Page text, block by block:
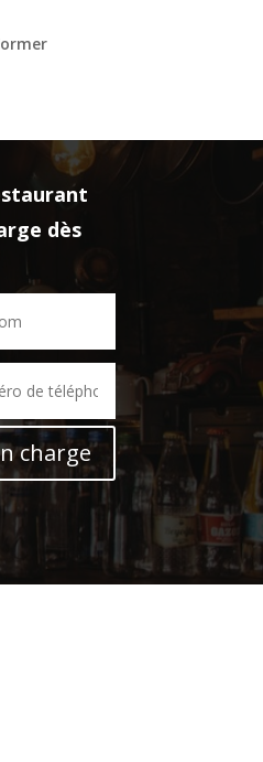
dès
charge